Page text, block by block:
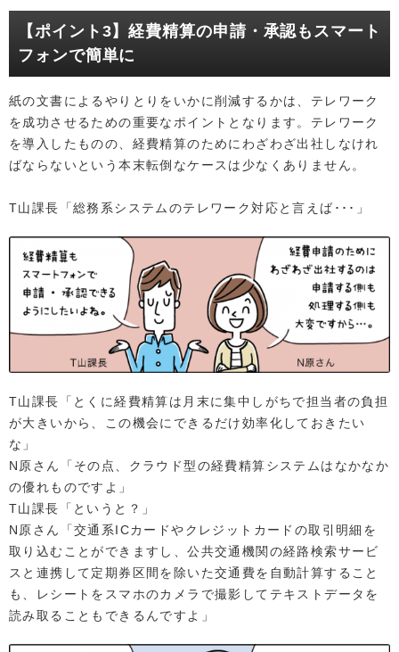
【ポイント3】経費精算の申請・承認もスマート
フォンで簡単に
紙の文書によるやりとりをいかに削減するかは、テレワーク
を成功させるための重要なポイントとなります。テレワーク
を導入したものの、経費精算のためにわざわざ出社しなけれ
ばならないという本末転倒なケースは少なくありません。
T山課長「総務系システムのテレワーク対応と言えば･･･」
T山課長「とくに経費精算は月末に集中しがちで担当者の負担
が大きいから、この機会にできるだけ効率化しておきたい
な」
N原さん「その点、クラウド型の経費精算システムはなかなか
の優れものですよ」
T山課長「というと？」
N原さん「交通系ICカードやクレジットカードの取引明細を
取り込むことができますし、公共交通機関の経路検索サービ
スと連携して定期券区間を除いた交通費を自動計算すること
も、レシートをスマホのカメラで撮影してテキストデータを
読み取ることもできるんですよ」